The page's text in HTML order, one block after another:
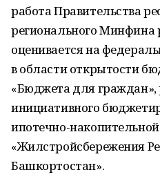
работа Правительства
регионального Минфина
оценивается на
в области открытости
«Бюджета для граждан»,
инициативного
ипотечно-
«Жилстройсбережения
Башкортостан».